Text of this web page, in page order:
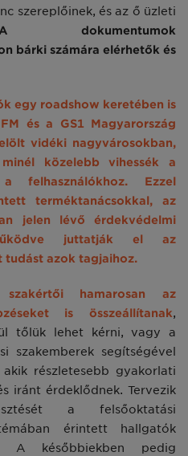
szereplőinek, és az ő üzleti
dokumentumok
bárki számára elérhetők és
egy roadshow keretében is
és a GS1 Magyarország
vidéki nagyvárosokban,
közelebb vihessék a
felhasználókhoz. Ezzel
terméktanácsokkal, az
jelen lévő érdekvédelmi
juttatják el az
azok tagjaihoz.
hamarosan az
is összeállítanak,
tőlük lehet kérni, vagy a
szakemberek segítségével
részletesebb gyakorlati
iránt érdeklődnek. Tervezik
a felsőoktatási
érintett hallgatók
A későbbiekben pedig